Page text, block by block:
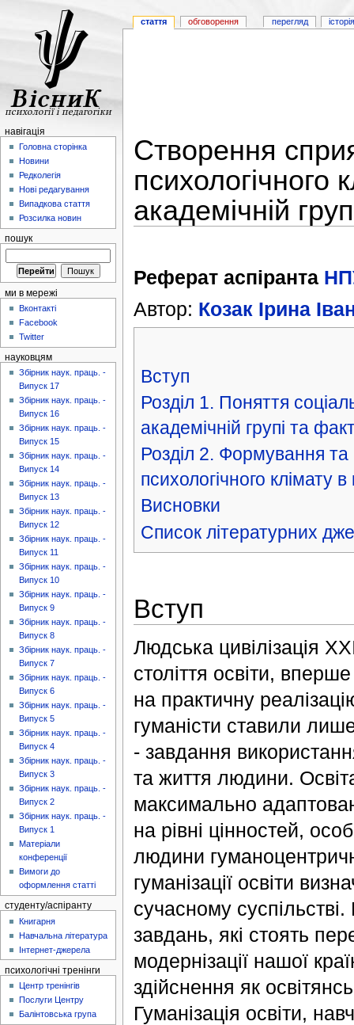
Створення
психологічного
академічній
Реферат аспіранта
Автор: Козак Ірина
Вступ
Розділ 1. Поняття
академічній групі та
Розділ 2. Формування та
психологічного клімату в
Висновки
Список літературних
Вступ
Людська цивілізація
століття освіти, вперше
на практичну
гуманісти ставили
- завдання
та життя людини.
максимально
на рівні цінностей,
людини
гуманізації освіти
сучасному
завдань, які стоять
модернізації нашої
здійснення як
Гуманізація освіти,
стаття обговорення перегляд
навігація
Головна сторінка
Новини
Редколегія
Нові редагування
Випадкова стаття
Розсилка новин
пошук
ми в мережі
Вконтакті
Facebook
Twitter
науковцям
Збірник наук. праць. -
Випуск 17
Збірник наук. праць. -
Випуск 16
Збірник наук. праць. -
Випуск 15
Збірник наук. праць. -
Випуск 14
Збірник наук. праць. -
Випуск 13
Збірник наук. праць. -
Випуск 12
Збірник наук. праць. -
Випуск 11
Збірник наук. праць. -
Випуск 10
Збірник наук. праць. -
Випуск 9
Збірник наук. праць. -
Випуск 8
Збірник наук. праць. -
Випуск 7
Збірник наук. праць. -
Випуск 6
Збірник наук. праць. -
Випуск 5
Збірник наук. праць. -
Випуск 4
Збірник наук. праць. -
Випуск 3
Збірник наук. праць. -
Випуск 2
Збірник наук. праць. -
Випуск 1
Матеріали
конференції
Вимоги до
оформлення статті
студенту/аспіранту
Книгарня
Навчальна література
Інтернет-джерела
психологічні тренінги
Центр тренінгів
Послуги Центру
Балінтовська група